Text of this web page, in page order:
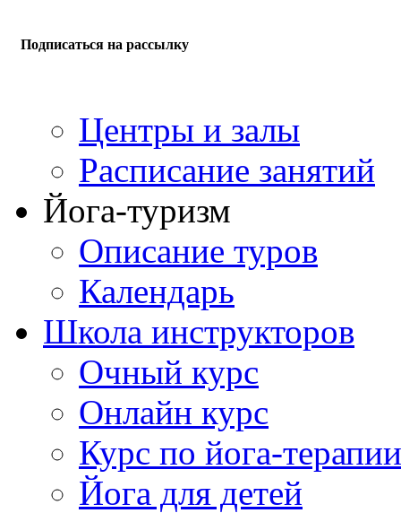
Подписаться на рассылку
Центры и залы
Расписание занятий
Йога-туризм
Описание туров
Календарь
Школа инструкторов
Очный курс
Онлайн курс
Курс по йога-терапии
Йога для детей